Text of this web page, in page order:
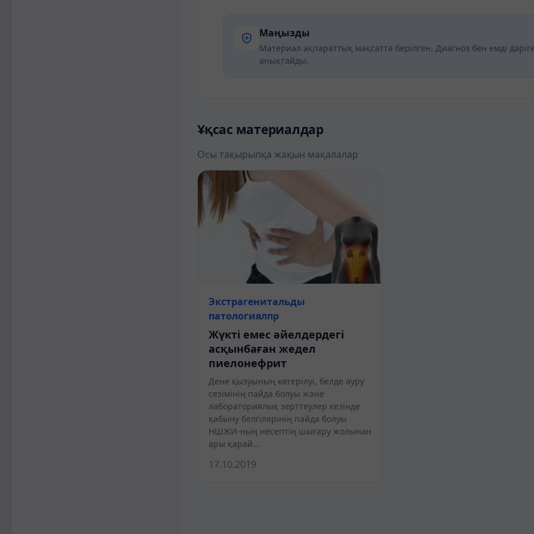
Маңызды
Материал ақпараттық мақсатта берілген. Диагноз бен емді
анықтайды.
Ұқсас материалдар
Осы тақырыпқа жақын мақалалар
Экстрагенитальды
патологиялпр
Жүкті емес әйелдердегі
асқынбаған жедел
пиелонефрит
Дене қызуының көтерілуі, белде ауру
сезімінің пайда болуы және
лабораториялық зерттеулер кезінде
қабыну белгілерінің пайда болуы
НШЖИ-ның несептің шығару жолынан
ары қарай…
17.10.2019